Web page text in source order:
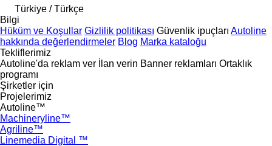
Türkiye / Türkçe
Bilgi
Hüküm ve Koşullar Gizlilik politikası Güvenlik ipuçları Autoline
hakkında değerlendirmeler Blog Marka kataloğu
Tekliflerimiz
Autoline'da reklam ver
İlan verin Banner reklamları Ortaklık
programı
Şirketler için
Projelerimiz
Autoline™
Machineryline™
Agriline™
Linemedia Digital ™